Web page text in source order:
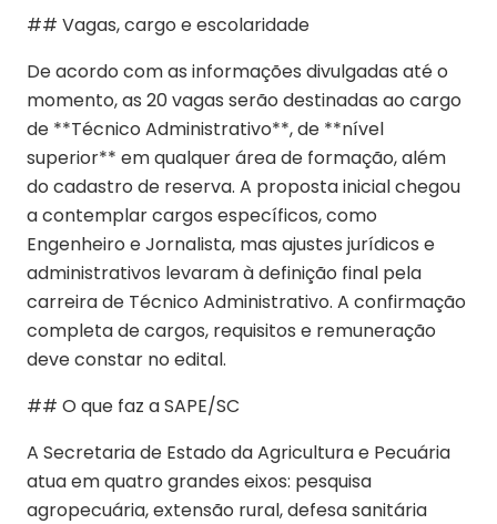
## Vagas, cargo e escolaridade
De acordo com as informações divulgadas até o
momento, as 20 vagas serão destinadas ao cargo
de **Técnico Administrativo**, de **nível
superior** em qualquer área de formação, além
do cadastro de reserva. A proposta inicial chegou
a contemplar cargos específicos, como
Engenheiro e Jornalista, mas ajustes jurídicos e
administrativos levaram à definição final pela
carreira de Técnico Administrativo. A confirmação
completa de cargos, requisitos e remuneração
deve constar no edital.
## O que faz a SAPE/SC
A Secretaria de Estado da Agricultura e Pecuária
atua em quatro grandes eixos: pesquisa
agropecuária, extensão rural, defesa sanitária